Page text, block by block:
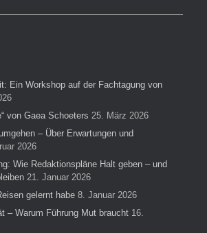
Ein Workshop auf der Fachtagung von
von Gaea Schoeters 25. März 2026
– Über Erwartungen und
2026
Wie Redaktionspläne Halt geben – und
21. Januar 2026
gelernt habe 8. Januar 2026
– Warum Führung Mut braucht 16.